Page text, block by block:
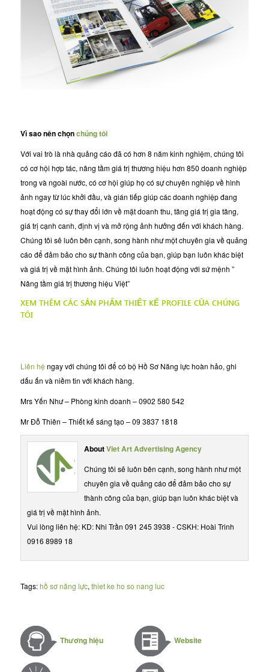
Vì sao nên chọnchúng tôi
Với vai trò là nhà quảng cáo đã có hơn 8 năm kinh nghiệm, chúng tôi
có cơ hội hợp tác, nâng tầm giá trị thương hiệu hơn 850 doanh nghiệp
trong và ngoài nước, có cơ hội giúp họ có sự chuyên nghiệp về hình
ảnh ngay từ lúc khởi đầu, và gián tiếp giúp các doanh nghiệp đang
hoạt động có sự thay đổi lớn về mặt doanh thu, tăng giá trị gia tăng,
giá trị cạnh canh, định vị và mở rộng ảnh hưởng đến với khách hàng.
Chúng tôi sẽ luôn bên cạnh, song hành như một chuyên gia về quảng
cáo để đảm bảo cho sự thành công của bạn, giúp bạn luôn khác biệt
và giá trị về mặt hình ảnh. Chúng tôi luôn hoạt động với sứ mệnh ”
Nâng tầm giá trị thương hiệu Việt”
XEM THÊM CÁC SẢN PHẨM THIẾT KẾ PROFILE CỦA CHÚNG
TÔI
Liên hệ ngay với chúng tôi để có bộ Hồ Sơ Năng lực hoàn hảo, ghi
dấu ấn và niềm tin với khách hàng.
Mrs Yến Như – Phòng kinh doanh – 0902 580 542
Mr Đỗ Thiên – Thiết kế sáng tạo – 09 3837 1818
AboutViet Art Advertising Agency
Chúng tôi sẽ luôn bên cạnh, song hành như một
chuyên gia về quảng cáo để đảm bảo cho sự
thành công của bạn, giúp bạn luôn khác biệt và
giá trị về mặt hình ảnh.
Vui lòng liên hệ: KD: Nhi Trần 091 245 3938 - CSKH: Hoài Trinh
0916 8989 18
Tags:hồ sơ năng lực, thiet ke ho so nang luc
Thương hiệu Website